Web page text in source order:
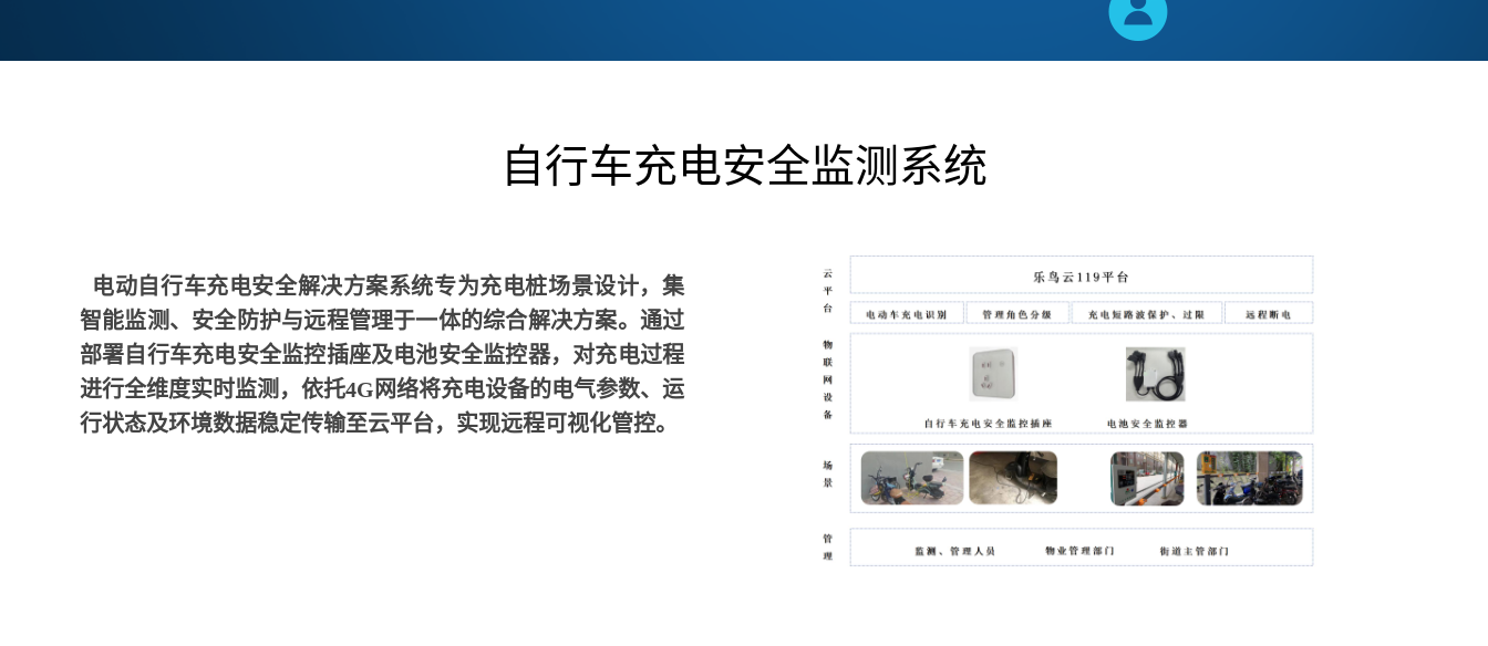
自行车充电安全监测系统
电动自行车充电安全解决方案系统专为充电桩场景设计，集
智能监测、安全防护与远程管理于一体的综合解决方案。通过
部署自行车充电安全监控插座及电池安全监控器，对充电过程
进行全维度实时监测，依托4G网络将充电设备的电气参数、运
行状态及环境数据稳定传输至云平台，实现远程可视化管控。